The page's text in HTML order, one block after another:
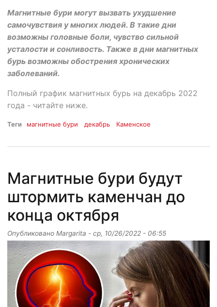
Магнитные бури могут вызвать ухудшение
самочувствия у многих людей. В такие дни
возможны головные боли, чувство сильной
усталости и сонливость. Также в дни магнитных
бурь возможны обострения хронических
заболеваний.
Полный график магнитных бурь на декабрь 2022
года - читайте ниже.
Теги магнитные бури декабрь Каменское
Магнитные бури будут
штормить каменчан до
конца октября
Опубликовано Margarita - ср, 10/26/2022 - 06:55